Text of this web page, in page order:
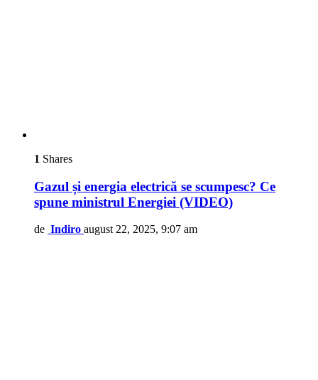
1 Shares
Gazul și energia electrică se scumpesc? Ce
spune ministrul Energiei (VIDEO)
de Indiro august 22, 2025, 9:07 am